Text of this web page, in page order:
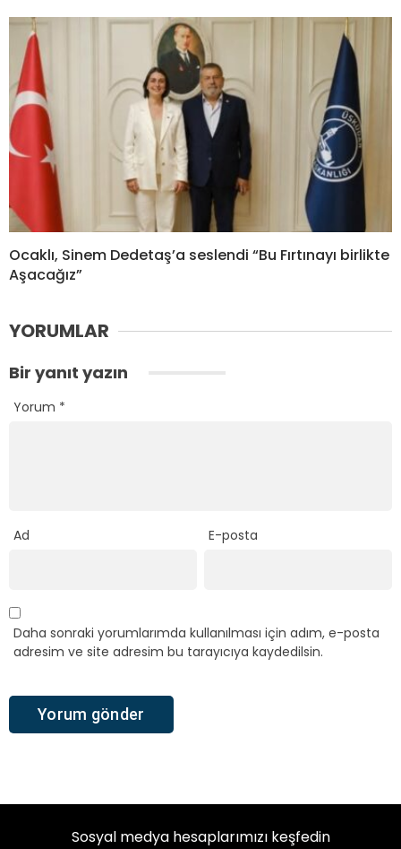
Ocaklı, Sinem Dedetaş’a seslendi “Bu Fırtınayı birlikte
Aşacağız”
YORUMLAR
Bir yanıt yazın
Yorum *
Ad E-posta
Daha sonraki yorumlarımda kullanılması için adım, e-posta
adresim ve site adresim bu tarayıcıya kaydedilsin.
Sosyal medya hesaplarımızı keşfedin